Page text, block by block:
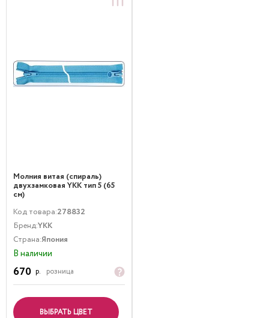
Молния витая (спираль)
двухзамковая YKK тип 5 (65
см)
Код товара:278832
Бренд:YKK
Страна:Япония
В наличии
670 р. розница
ВЫБРАТЬ ЦВЕТ